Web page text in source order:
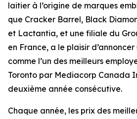
laitier à l’origine de marques
que Cracker Barrel, Black
et Lactantia, et une filiale du
en France, a le plaisir
comme l’un des meilleurs
Toronto par Mediacorp Canada
deuxième année consécutive.
Chaque année, les prix des